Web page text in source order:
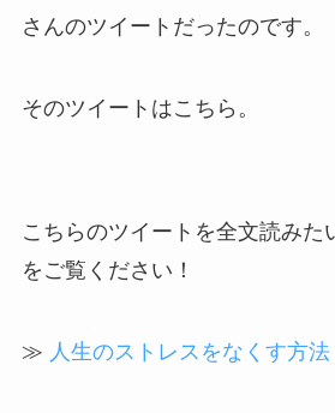
さんのツイートだったのです。
そのツイートはこちら。
こちらのツイートを全文読みた
をご覧ください！
≫ 人生のストレスをなくす方法